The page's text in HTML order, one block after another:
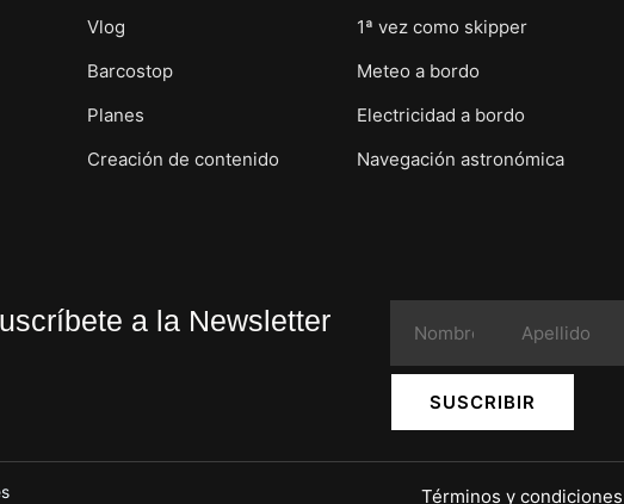
Vlog
Barcostop
Planes
Creación de contenido
1ª vez como skipper
Meteo a bordo
Electricidad a bordo
Navegación astronómica
a la Newsletter
SUSCRIBIR
Términos y condiciones